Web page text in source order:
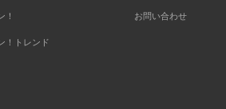
！
！トレンド
お問い合わせ